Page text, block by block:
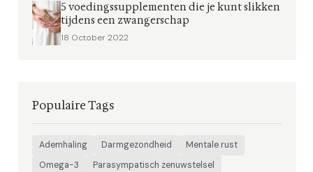
5 voedingssupplementen die je kunt slikken
tijdens een zwangerschap
18 October 2022
Populaire Tags
Ademhaling Darmgezondheid
Mentale rust
Omega-3
Parasympatisch zenuwstelsel